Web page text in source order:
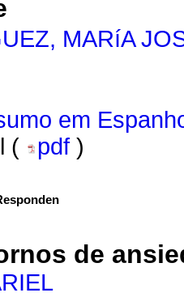
MARíA
em
(
pdf )
de